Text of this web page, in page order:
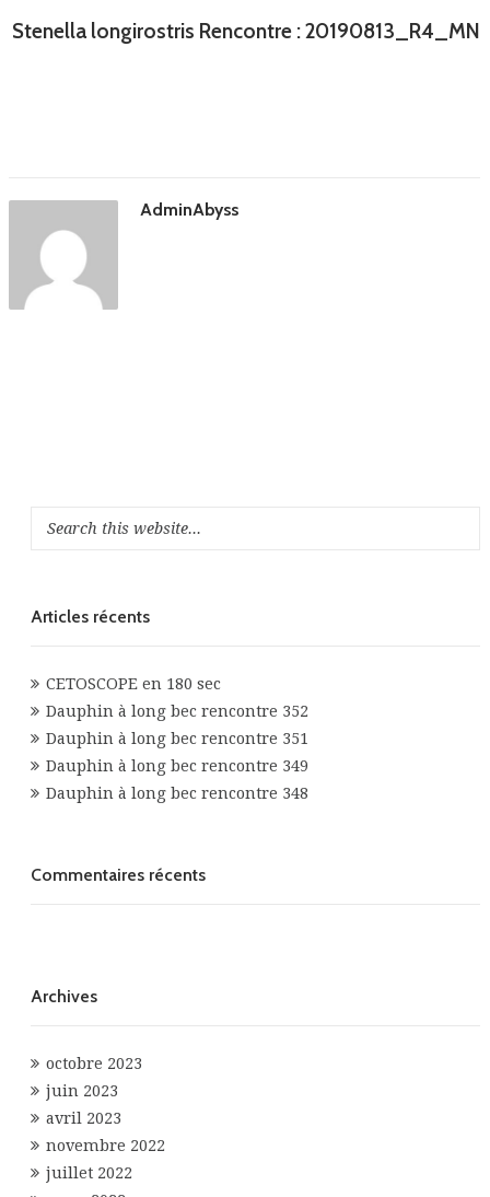
Stenella longirostris Rencontre : 20190813_R4_MN
AdminAbyss
Articles récents
CETOSCOPE en 180 sec
Dauphin à long bec rencontre 352
Dauphin à long bec rencontre 351
Dauphin à long bec rencontre 349
Dauphin à long bec rencontre 348
Commentaires récents
Archives
octobre 2023
juin 2023
avril 2023
novembre 2022
juillet 2022